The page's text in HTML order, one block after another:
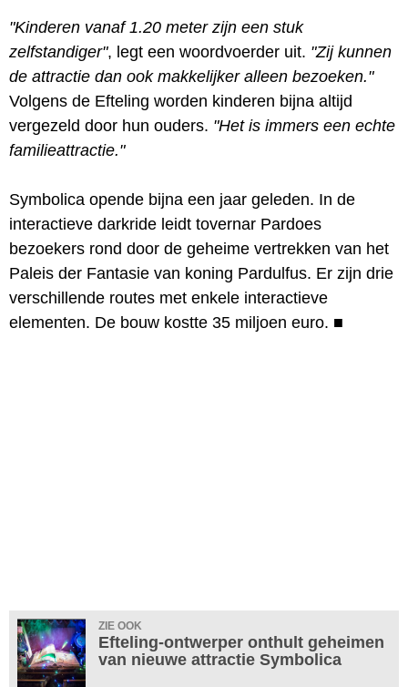
"Kinderen vanaf 1.20 meter zijn een stuk
zelfstandiger", legt een woordvoerder uit. "Zij kunnen
de attractie dan ook makkelijker alleen bezoeken."
Volgens de Efteling worden kinderen bijna altijd
vergezeld door hun ouders. "Het is immers een echte
familieattractie."
Symbolica opende bijna een jaar geleden. In de
interactieve darkride leidt tovernar Pardoes
bezoekers rond door de geheime vertrekken van het
Paleis der Fantasie van koning Pardulfus. Er zijn drie
verschillende routes met enkele interactieve
elementen. De bouw kostte 35 miljoen euro. ■
ZIE OOK
Efteling-ontwerper onthult geheimen
van nieuwe attractie Symbolica